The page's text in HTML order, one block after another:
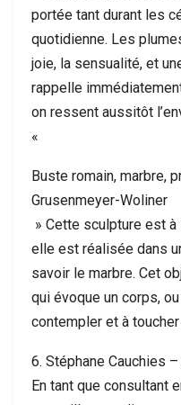
portée tant durant les
quotidienne. Les
joie, la sensualité, et
rappelle
on ressent aussitôt
«
Buste romain, marbre,
Grusenmeyer-Woliner
» Cette sculpture est
elle est réalisée dans
savoir le marbre. Cet
qui évoque un corps,
contempler et à
6. Stéphane Cauchies
En tant que consultant